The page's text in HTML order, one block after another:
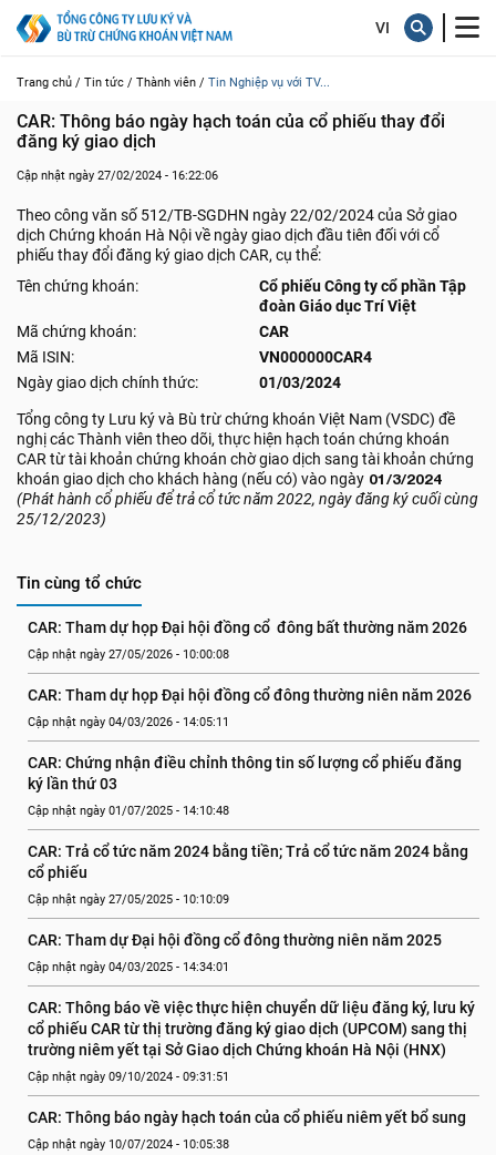
Trang chủ / Tin tức / Thành viên / Tin Nghiệp vụ với TV...
CAR: Thông báo ngày hạch toán của cổ phiếu thay đổi
đăng ký giao dịch
Cập nhật ngày 27/02/2024 - 16:22:06
Theo công văn số 512/TB-SGDHN ngày 22/02/2024 của Sở giao
dịch Chứng khoán Hà Nội về ngày giao dịch đầu tiên đối với cổ
phiếu thay đổi đăng ký giao dịch CAR, cụ thể:
Tên chứng khoán:
Cổ phiếu Công ty cổ phần Tập
đoàn Giáo dục Trí Việt
Mã chứng khoán:
CAR
Mã ISIN:
VN000000CAR4
Ngày giao dịch chính thức:
01/03/2024
Tổng công ty Lưu ký và Bù trừ chứng khoán Việt Nam (VSDC) đề
nghị các Thành viên theo dõi, thực hiện hạch toán chứng khoán
CAR từ tài khoản chứng khoán chờ giao dịch sang tài khoản chứng
khoán giao dịch cho khách hàng (nếu có) vào ngày 01/3/2024
(Phát hành cổ phiếu để trả cổ tức năm 2022, ngày đăng ký cuối cùng
25/12/2023)
Tin cùng tổ chức
CAR: Tham dự họp Đại hội đồng cổ  đông bất thường năm 2026
Cập nhật ngày 27/05/2026 - 10:00:08
CAR: Tham dự họp Đại hội đồng cổ đông thường niên năm 2026
Cập nhật ngày 04/03/2026 - 14:05:11
CAR: Chứng nhận điều chỉnh thông tin số lượng cổ phiếu đăng
ký lần thứ 03
Cập nhật ngày 01/07/2025 - 14:10:48
CAR: Trả cổ tức năm 2024 bằng tiền; Trả cổ tức năm 2024 bằng
cổ phiếu
Cập nhật ngày 27/05/2025 - 10:10:09
CAR: Tham dự Đại hội đồng cổ đông thường niên năm 2025
Cập nhật ngày 04/03/2025 - 14:34:01
CAR: Thông báo về việc thực hiện chuyển dữ liệu đăng ký, lưu ký
cổ phiếu CAR từ thị trường đăng ký giao dịch (UPCOM) sang thị
trường niêm yết tại Sở Giao dịch Chứng khoán Hà Nội (HNX)
Cập nhật ngày 09/10/2024 - 09:31:51
CAR: Thông báo ngày hạch toán của cổ phiếu niêm yết bổ sung
Cập nhật ngày 10/07/2024 - 10:05:38